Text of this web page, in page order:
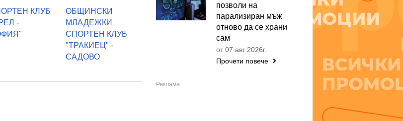
КЛУБ
-
ОБЩИНСКИ
МЛАДЕЖКИ
СПОРТЕН КЛУБ
"ТРАКИЕЦ" -
САДОВО
позволи на
парализиран мъж
отново да се храни
сам
от 07 авг 2026г.
Прочети повече